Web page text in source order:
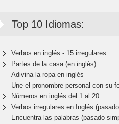
Top 10 Idiomas:
Verbos en inglés - 15 irregulares
Partes de la casa (en inglés)
Adivina la ropa en inglés
Une el pronombre personal con su
Números en inglés del 1 al 20
Verbos irregulares en Inglés
Encuentra las palabras (pasado